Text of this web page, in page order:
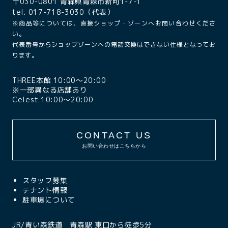
tel. 017-718-3030（代表）
※商品等については、直接ショップ・ゾーンへお問い合わせくださ
い。
代表番号からショップゾーンへの電話交換はできない仕様となってお
ります。
THREE本館 10:00〜20:00
※一部異なる店舗あり
Celest 10:00〜20:00
CONTACT US
お問い合わせはこちらから
スタッフ募集
テナント情報
駐車場について
JR/青い森鉄道 青森駅 東口から徒歩5分